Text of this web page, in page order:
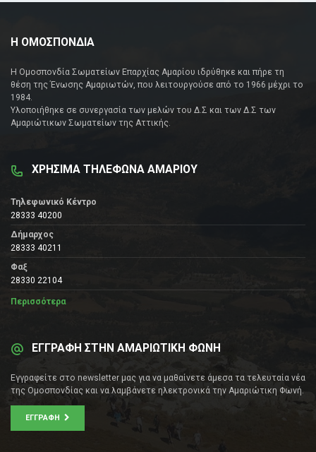
Η ΟΜΟΣΠΟΝΔΙΑ
Η Ομοσπονδία Σωματείων Επαρχίας Αμαρίου ιδρύθηκε και πήρε τη
θέση της Ένωσης Αμαριωτών, που λειτουργούσε από το 1966 μέχρι το
1984.
Υλοποιήθηκε σε συνεργασία των μελών του Δ.Σ και των Δ.Σ των
Αμαριώτικων Σωματείων της Αττικής.
ΧΡΗΣΙΜΑ ΤΗΛΕΦΩΝΑ ΑΜΑΡΙΟΥ
Τηλεφωνικό Κέντρο
28333 40200
Δήμαρχος
28333 40211
Φαξ
28330 22104
Περισσότερα
ΕΓΓΡΑΦΗ ΣΤΗΝ ΑΜΑΡΙΩΤΙΚΗ ΦΩΝΗ
Εγγραφείτε στο newsletter μας για να μαθαίνετε άμεσα τα τελευταία νέα
της Ομοσπονδίας και να λαμβάνετε ηλεκτρονικά την Αμαριώτικη Φωνή.
ΕΓΓΡΑΦΉ